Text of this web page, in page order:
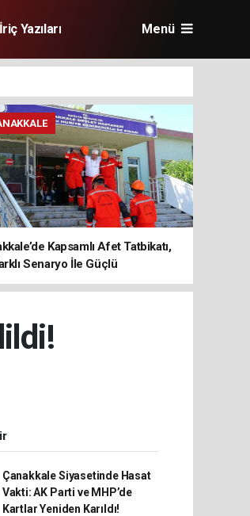
Yazıları Menü
Kapsamlı Afet Tatbikatı,
Senaryo İle Güçlü
Çanakkale Siyasetinde Hasat
Vakti: AK Parti ve MHP’de
Kartlar Yeniden Karıldı!